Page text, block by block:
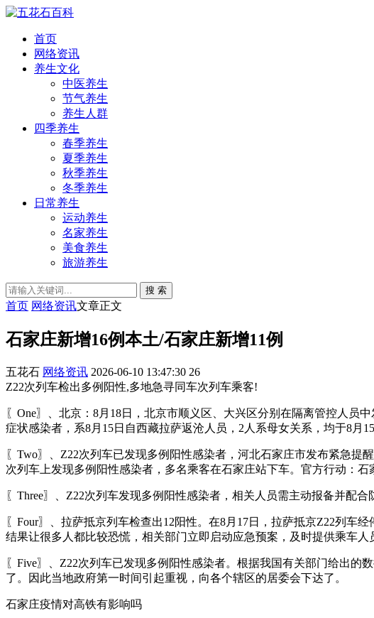
首页
网络资讯
养生文化
中医养生
节气养生
养生人群
四季养生
春季养生
夏季养生
秋季养生
冬季养生
日常养生
运动养生
名家养生
美食养生
旅游养生
搜 索
首页 网络资讯文章正文
石家庄新增16例本土/石家庄新增11例
五花石 网络资讯 2026-06-10 13:47:30 26
Z22次列车检出多例阳性,多地急寻同车次列车乘客!
〖One〗、北京：8月18日，北京市顺义区、大兴区分别在隔离管控人员
症状感染者，系8月15日自西藏拉萨返沧人员，2人系母女关系，均于8月15
〖Two〗、Z22次列车已发现多例阳性感染者，河北石家庄市发布紧急
次列车上发现多例阳性感染者，多名乘客在石家庄站下车。官方行动：
〖Three〗、Z22次列车发现多例阳性感染者，相关人员需主动报备并配
〖Four〗、拉萨抵京列车检查出12阳性。在8月17日，拉萨抵京Z22列车
结果让很多人都比较恐慌，相关部门立即启动应急预案，及时提供乘车
〖Five〗、Z22次列车已发现多例阳性感染者。根据我国有关部门给出
了。因此当地政府第一时间引起重视，向各个辖区的居委会下达了。
石家庄疫情对高铁有影响吗